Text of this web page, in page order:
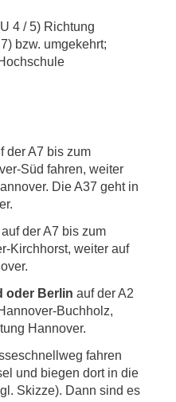
4 / 5) Richtung
bzw. umgekehrt;
der A7 bis zum
Süd fahren, weiter
Die A37 geht in
auf der A7 bis zum
Kirchhorst, weiter auf
oder Berlin auf der A2
Buchholz,
Hannover.
fahren
und biegen dort in die
Skizze). Dann sind es